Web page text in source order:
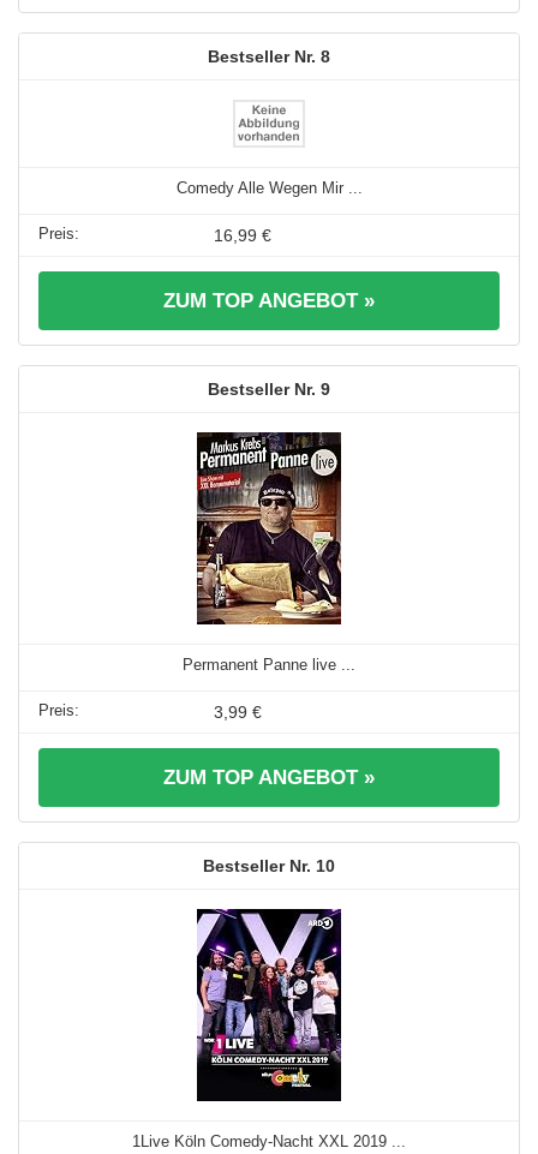
8
Comedy Alle Wegen Mir ...
16,99 €
ZUM TOP ANGEBOT »
9
Permanent Panne live ...
3,99 €
ZUM TOP ANGEBOT »
10
1Live Köln Comedy-Nacht XXL 2019 ...